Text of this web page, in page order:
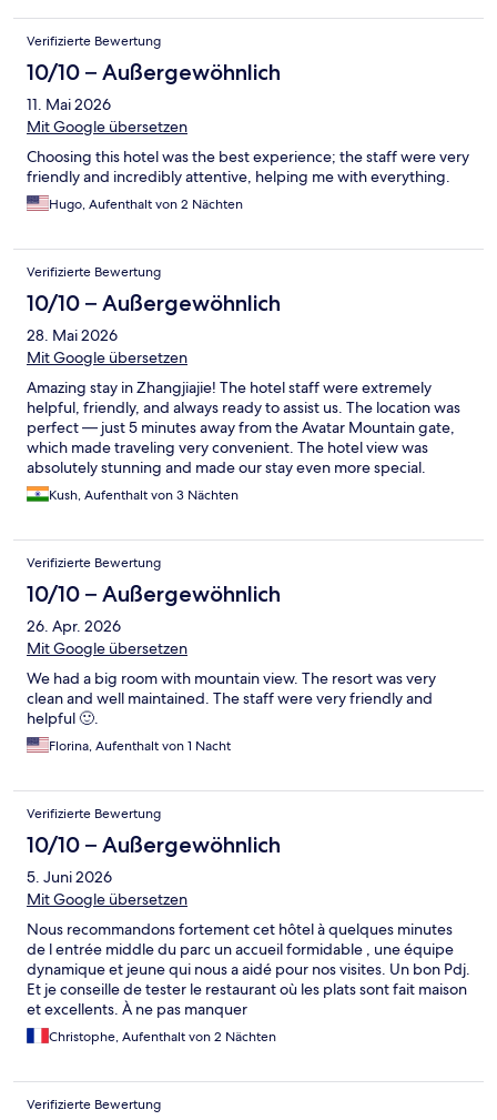
hier wirklich gut aufgehoben :)
Verifizierte Bewertung
10/10 – Außergewöhnlich
11. Mai 2026
Mit Google übersetzen
Choosing this hotel was the best experience; the staff were very
friendly and incredibly attentive, helping me with everything.
Hugo, Aufenthalt von 2 Nächten
Verifizierte Bewertung
10/10 – Außergewöhnlich
28. Mai 2026
Mit Google übersetzen
Amazing stay in Zhangjiajie! The hotel staff were extremely
helpful, friendly, and always ready to assist us. The location was
perfect — just 5 minutes away from the Avatar Mountain gate,
which made traveling very convenient. The hotel view was
absolutely stunning and made our stay even more special.
Highly recommended for anyone visiting Zhangjiajie!
Kush, Aufenthalt von 3 Nächten
Verifizierte Bewertung
10/10 – Außergewöhnlich
26. Apr. 2026
Mit Google übersetzen
We had a big room with mountain view. The resort was very
clean and well maintained. The staff were very friendly and
helpful 🙂.
Florina, Aufenthalt von 1 Nacht
Verifizierte Bewertung
10/10 – Außergewöhnlich
5. Juni 2026
Mit Google übersetzen
Nous recommandons fortement cet hôtel à quelques minutes
de l entrée middle du parc un accueil formidable , une équipe
dynamique et jeune qui nous a aidé pour nos visites. Un bon Pdj.
Et je conseille de tester le restaurant où les plats sont fait maison
et excellents. À ne pas manquer
Christophe, Aufenthalt von 2 Nächten
Verifizierte Bewertung